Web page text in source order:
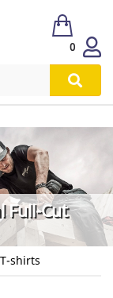
0
Full-Cut
T-shirts